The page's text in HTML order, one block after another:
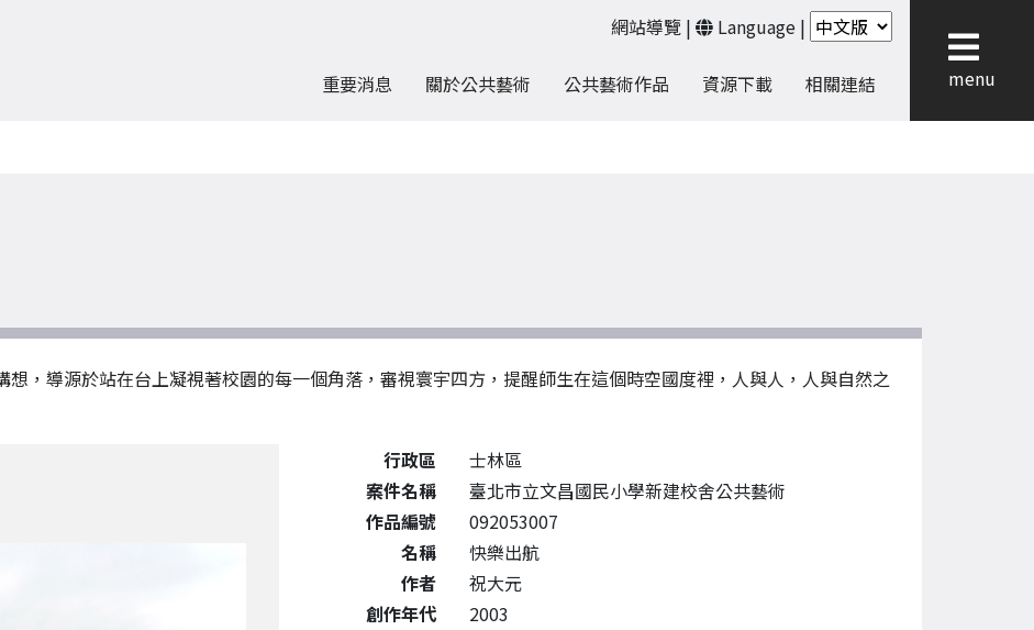
網站導覽 | Language |
重要消息 關於公共藝術 公共藝術作品 資源下載 相關連結 menu
，導源於站在台上凝視著校園的每一個角落，審視寰宇四方，提醒師生在這個時空國度裡，人與人，人與自然之
公共藝術作品詳細資料
行政區
士林區
案件名稱
臺北市立文昌國民小學新建校舍公共藝術
作品編號
092053007
名稱
快樂出航
作者
祝大元
創作年代
2003